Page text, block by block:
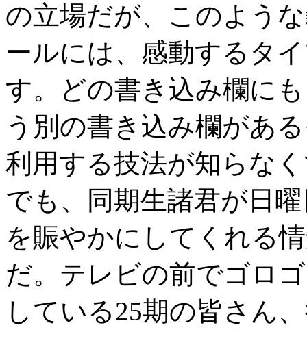
の立場だが、このよう
ールには、感動するタ
す。どの書き込み欄に
う別の書き込み欄があ
利用する技法が知らな
でも、同期生諸君が日
を賑やかにしてくれる
だ。テレビの前でゴロ
している25期の皆さん